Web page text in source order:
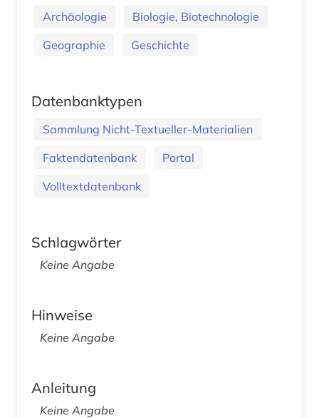
Archäologie
Biologie, Biotechnologie
Geographie
Geschichte
Datenbanktypen
Sammlung Nicht-Textueller-Materialien
Faktendatenbank
Portal
Volltextdatenbank
Schlagwörter
Keine Angabe
Hinweise
Keine Angabe
Anleitung
Keine Angabe